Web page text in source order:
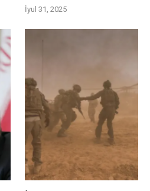
İyul 31, 2025